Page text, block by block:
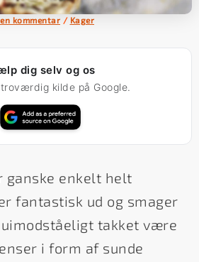
kommentar / Kager
dig selv og os
kilde på Google.
ganske enkelt helt
fantastisk ud og smager
takket være
i form af sunde